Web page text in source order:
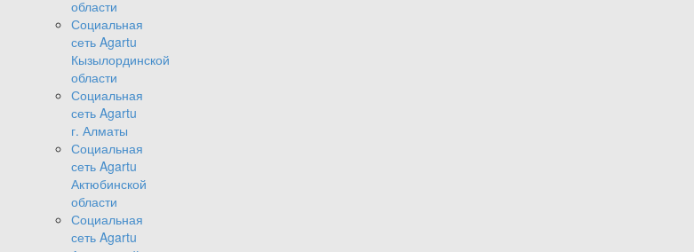
области
Социальная
сеть Agartu
Кызылординской
области
Социальная
сеть Agartu
г. Алматы
Социальная
сеть Agartu
Актюбинской
области
Социальная
сеть Agartu